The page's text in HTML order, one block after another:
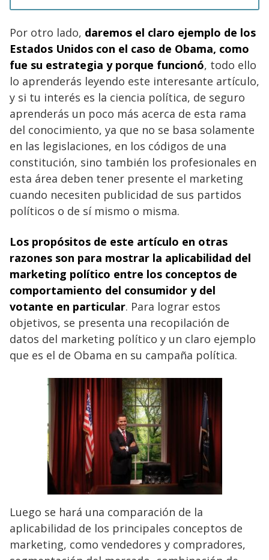
Por otro lado, daremos el claro ejemplo de los
Estados Unidos con el caso de Obama, como
fue su estrategia y porque funcionó, todo ello
lo aprenderás leyendo este interesante artículo,
y si tu interés es la ciencia política, de seguro
aprenderás un poco más acerca de esta rama
del conocimiento, ya que no se basa solamente
en las legislaciones, en los códigos de una
constitución, sino también los profesionales en
esta área deben tener presente el marketing
cuando necesiten publicidad de sus partidos
políticos o de sí mismo o misma.
Los propósitos de este artículo en otras
razones son para mostrar la aplicabilidad del
marketing político entre los conceptos de
comportamiento del consumidor y del
votante en particular. Para lograr estos
objetivos, se presenta una recopilación de
datos del marketing político y un claro ejemplo
que es el de Obama en su campaña política.
Luego se hará una comparación de la
aplicabilidad de los principales conceptos de
marketing, como vendedores y compradores,